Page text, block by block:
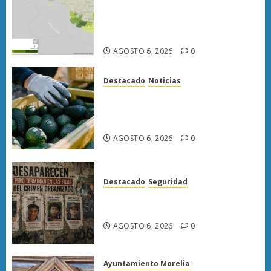
AGOSTO 6, 2026 0
Destacado Noticias
AGOSTO 6, 2026 0
Destacado Seguridad
AGOSTO 6, 2026 0
Ayuntamiento Morelia